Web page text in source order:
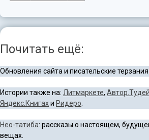
Почитать ещё:
Обновления сайта и писательские
Истории также на: Литмаркете, Автор.Тудей
Яндекс.Книгахи Ридеро
Нео-татиба: рассказы о настоящем,
вещах.